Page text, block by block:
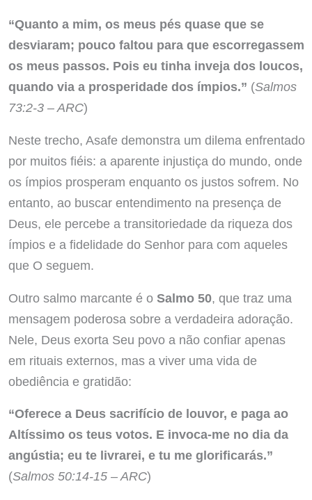
“Quanto a mim, os meus pés quase que se
desviaram; pouco faltou para que escorregassem
os meus passos. Pois eu tinha inveja dos loucos,
quando via a prosperidade dos ímpios.” (Salmos
73:2-3 – ARC)
Neste trecho, Asafe demonstra um dilema enfrentado
por muitos fiéis: a aparente injustiça do mundo, onde
os ímpios prosperam enquanto os justos sofrem. No
entanto, ao buscar entendimento na presença de
Deus, ele percebe a transitoriedade da riqueza dos
ímpios e a fidelidade do Senhor para com aqueles
que O seguem.
Outro salmo marcante é o Salmo 50, que traz uma
mensagem poderosa sobre a verdadeira adoração.
Nele, Deus exorta Seu povo a não confiar apenas
em rituais externos, mas a viver uma vida de
obediência e gratidão:
“Oferece a Deus sacrifício de louvor, e paga ao
Altíssimo os teus votos. E invoca-me no dia da
angústia; eu te livrarei, e tu me glorificarás.”
(Salmos 50:14-15 – ARC)